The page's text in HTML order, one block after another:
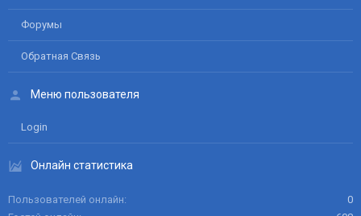
Форумы
Обратная Связь
Меню пользователя
Login
Онлайн статистика
Пользователей онлайн
0